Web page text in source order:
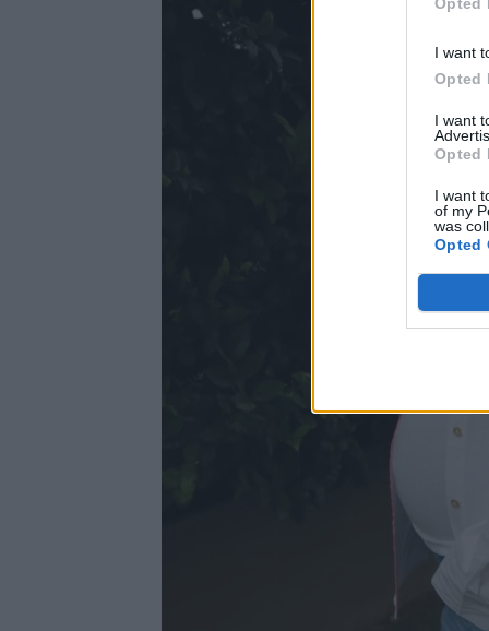
I want
Opted
I want
Opted
I want
of my
was
Opted